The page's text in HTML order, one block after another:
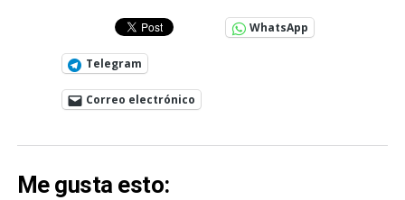
WhatsApp
Telegram
Correo electrónico
Me gusta esto: